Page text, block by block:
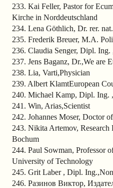
233. Kai Feller, Pastor for
Kirche in Norddeutschland
234. Lena Göthlich, Dr. rer.
235. Frederik Breuer, M.A.
236. Claudia Senger, Dipl. Ing.
237. Jens Baganz, Dr.,We are
238. Lia, Varti,Physician
239. Albert KlamtEuropean
240. Michael Kamp, Dipl. Ing.
241. Win, Arias,Scientist
242. Johannes Moser, Doctor
243. Nikita Artemov,
Bochum
244. Paul Sowman, Professor
University of Technology
245. Grit Laber , Dipl. Ing.,Non
246. Разинов Виктор,